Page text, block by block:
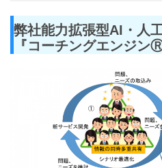
弊社能力拡張型AI・人
『コーチングエンジ